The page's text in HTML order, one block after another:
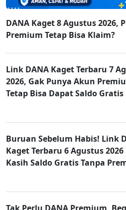
DANA Kaget 8 Agustus 2026,
Premium Tetap Bisa Klaim?
Link DANA Kaget Terbaru 7
2026, Gak Punya Akun
Tetap Bisa Dapat Saldo Gratis
Buruan Sebelum Habis! Link
Kaget Terbaru 6 Agustus 2026
Kasih Saldo Gratis Tanpa
Tak Perlu DANA Premium,